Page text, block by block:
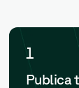
1
Publica